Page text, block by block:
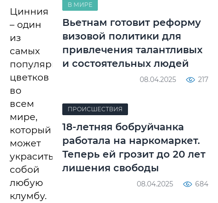
Цинния
– один
из
самых
популярных
цветков
во
всем
мире,
который
может
украсить
собой
любую
клумбу.
В МИРЕ
Вьетнам готовит реформу
визовой политики для
привлечения талантливых
и состоятельных людей
08.04.2025 217
ПРОИСШЕСТВИЯ
18-летняя бобруйчанка
работала на наркомаркет.
Теперь ей грозит до 20 лет
лишения свободы
08.04.2025 684